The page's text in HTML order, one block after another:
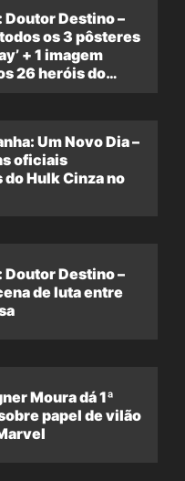
Destino –
os 3 pôsteres
+ 1 imagem
26 heróis do
Um Novo Dia –
oficiais
Hulk Cinza no
Destino –
de luta entre
Moura dá 1ª
papel de vilão